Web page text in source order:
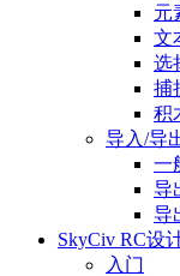
元
文
选
捕
积
导入/导
一
导
导
SkyCiv RC设
入门